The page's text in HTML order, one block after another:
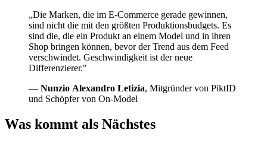
„Die Marken, die im E-Commerce gerade gewinnen,
sind nicht die mit den größten Produktionsbudgets. Es
sind die, die ein Produkt an einem Model und in ihren
Shop bringen können, bevor der Trend aus dem Feed
verschwindet. Geschwindigkeit ist der neue
Differenzierer."
— Nunzio Alexandro Letizia, Mitgründer von PiktID
und Schöpfer von On-Model
Was kommt als Nächstes